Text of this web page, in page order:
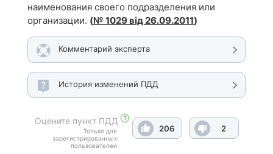
наименования своего подразделения или
организации. (№ 1029 від 26.09.2011)
Комментарий эксперта
История изменений ПДД
Оцените пункт ПДД ?
Только для
зарегистрированных
пользователей
206 2